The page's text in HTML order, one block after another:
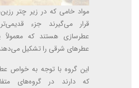
مواد خامی که در زیر چتر
قرار می‌گیرند جزء
عطرسازی هستند که معمولاً
عطرهای شرقی را تشکیل
این گروه با توجه به خواص
که دارند در گروه‌های